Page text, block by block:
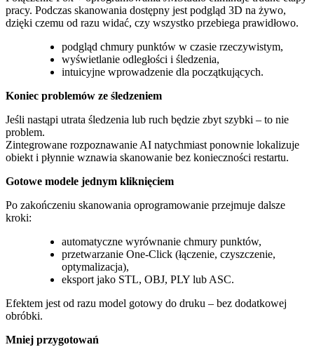
pracy. Podczas skanowania dostępny jest podgląd 3D na żywo,
dzięki czemu od razu widać, czy wszystko przebiega prawidłowo.
podgląd chmury punktów w czasie rzeczywistym,
wyświetlanie odległości i śledzenia,
intuicyjne wprowadzenie dla początkujących.
Koniec problemów ze śledzeniem
Jeśli nastąpi utrata śledzenia lub ruch będzie zbyt szybki – to nie
problem.
Zintegrowane rozpoznawanie AI natychmiast ponownie lokalizuje
obiekt i płynnie wznawia skanowanie bez konieczności restartu.
Gotowe modele jednym kliknięciem
Po zakończeniu skanowania oprogramowanie przejmuje dalsze
kroki:
automatyczne wyrównanie chmury punktów,
przetwarzanie One-Click (łączenie, czyszczenie,
optymalizacja),
eksport jako STL, OBJ, PLY lub ASC.
Efektem jest od razu model gotowy do druku – bez dodatkowej
obróbki.
Mniej przygotowań